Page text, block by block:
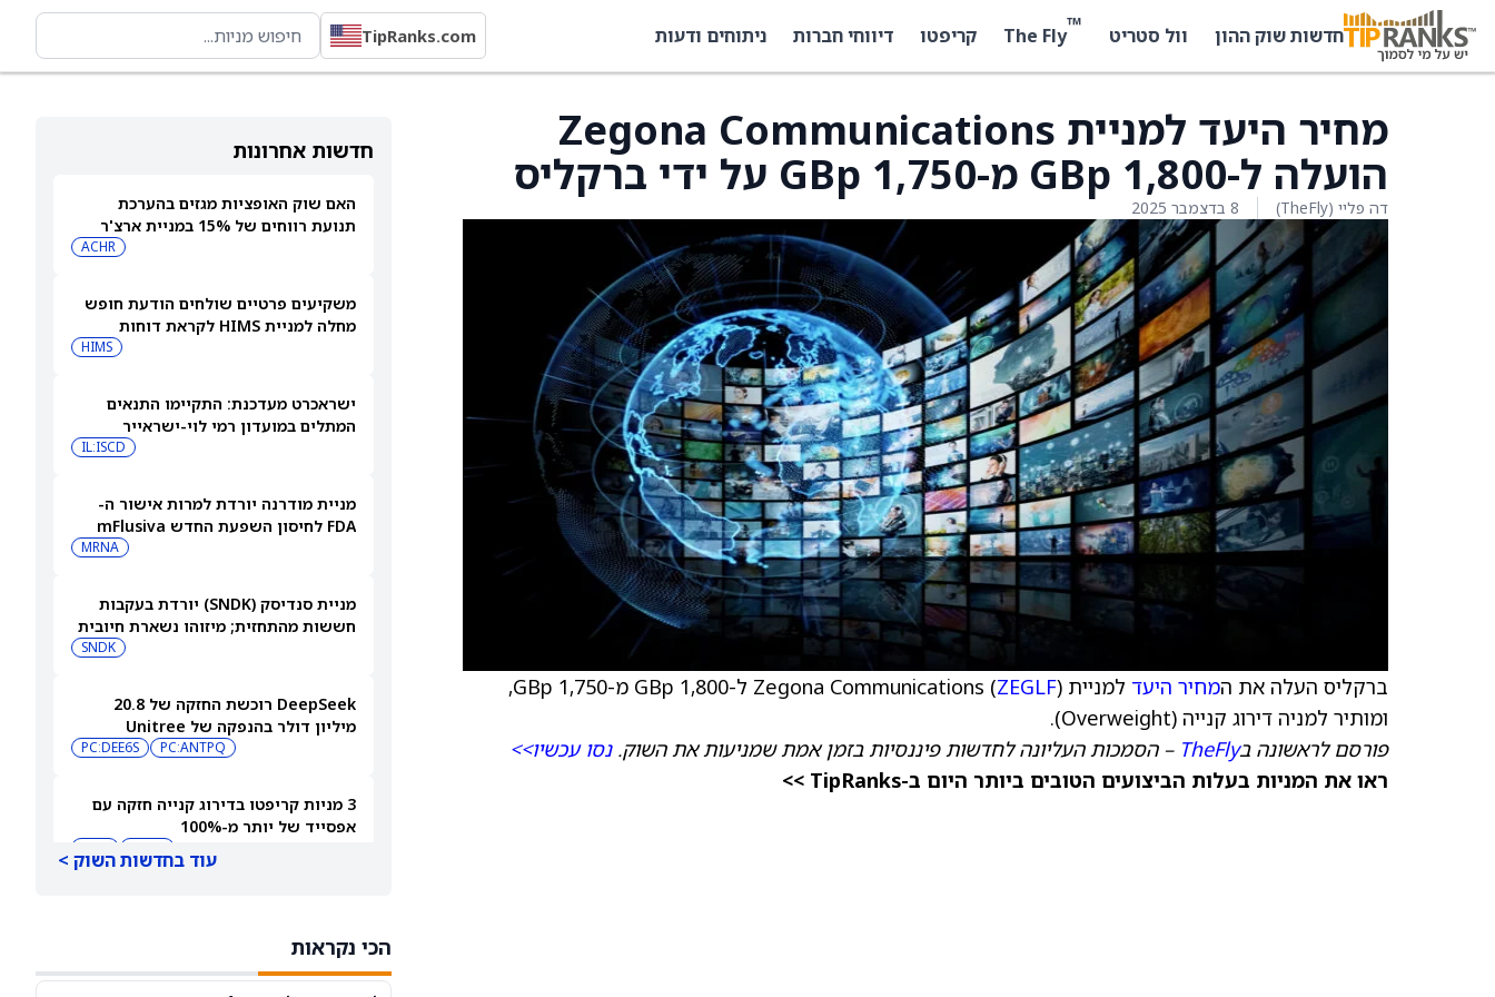
חדשות שוק ההון וול סטריט ™
The Fly קריפטו דיווחי חברות ניתוחים ודעות TipRanks.com
חדשות אחרונות
האם שוק האופציות מגזים בהערכת
תנועת רווחים של 15% במניית ארצ'ר
ACHR
משקיעים פרטיים שולחים הודעת חופש
מחלה למניית HIMS לקראת דוחות
HIMS
ישראכרט מעדכנת: התקיימו התנאים
המתלים במועדון רמי לוי-ישראייר
IL:ISCD
מניית מודרנה יורדת למרות אישור ה-
FDA לחיסון השפעת החדש mFlusiva
MRNA
מניית סנדיסק (SNDK) יורדת בעקבות
חששות מהתחזית; מיזוהו נשארת חיובית
SNDK
DeepSeek רוכשת החזקה של 20.8
מיליון דולר בהנפקה של Unitree
וחותמת על שותפות AI בתחום הרובוטים
PC:ANTPQ
PC:DEE6S
3 מניות קריפטו בדירוג קנייה חזקה עם
אפסייד של יותר מ-100%
עוד בחדשות השוק >
הכי נקראות
מחיר היעד למניית Zegona Communications
הועלה ל-1,800 GBp מ-1,750 GBp על ידי ברקליס
דה פליי (TheFly) 8 בדצמבר 2025
ברקליס העלה את המחיר היעד למניית Zegona Communications ( ZEGLF
) ל-1,800 GBp מ-1,750 GBp,
ומותיר למניה דירוג קנייה (Overweight).
פורסם לראשונה בTheFly – הסמכות העליונה לחדשות פיננסיות בזמן אמת שמניעות את השוק.נסו עכשיו>>
ראו את המניות בעלות הביצועים הטובים ביותר היום ב-TipRanks >>